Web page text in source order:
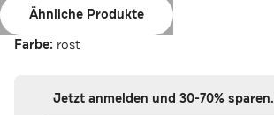
Ähnliche Produkte
Pullover Ecosio rost
Farbe: rost
Jetzt anmelden und 30-70% sparen.